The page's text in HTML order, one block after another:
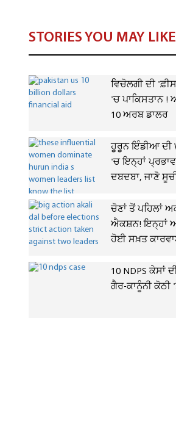
STORIES YOU MAY LIKE
ਵਿਚੋਲਗੀ ਦੀ
'ਚ ਪਾਕਿਸਤਾਨ
10 ਅਰਬ ਡਾਲਰ
ਹੂਰੂਨ ਇੰਡੀਆ ਦੀ
'ਚ ਇਨ੍ਹਾਂ
ਦਬਦਬਾ, ਜਾਣੋ
ਚੋਣਾਂ ਤੋਂ ਪਹਿਲਾਂ
ਐਕਸ਼ਨ! ਇਨ੍ਹਾਂ
ਹੋਈ ਸਖ਼ਤ
10 NDPS ਕੇਸਾਂ
ਗੈਰ-ਕਾਨੂੰਨੀ